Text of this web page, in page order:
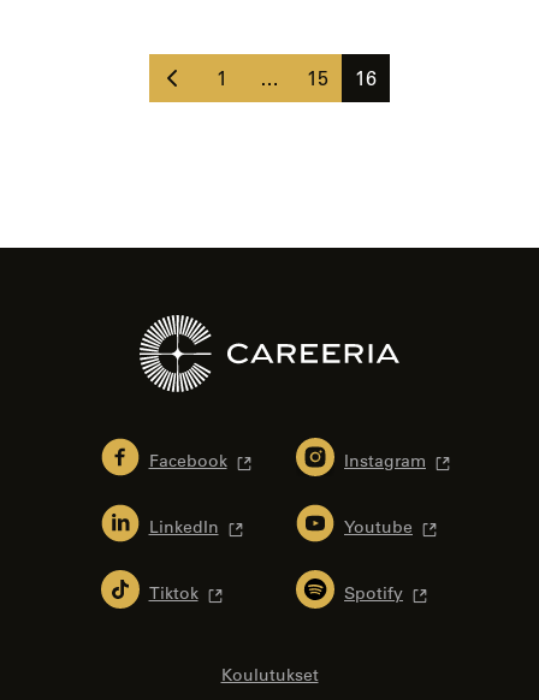
Edellinen
Sivu
1 … Sivu
15 Sivu
16
Facebook Instagram
LinkedIn Youtube
Tiktok Spotify
Koulutukset